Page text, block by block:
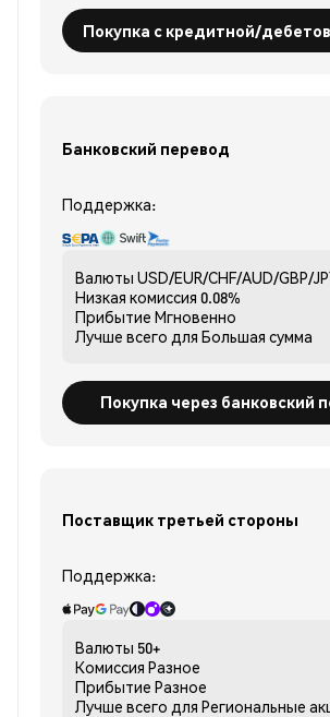
Покупка с кредитной/
Банковский перевод
Поддержка:
Валюты USD/EUR/CHF/AUD/GBP/
Низкая комиссия 0.08%
Прибытие Мгновенно
Лучше всего для Большая сумма
Покупка через банковский
Поставщик третьей стороны
Поддержка:
Валюты 50+
Комиссия Разное
Прибытие Разное
Лучше всего для Региональные